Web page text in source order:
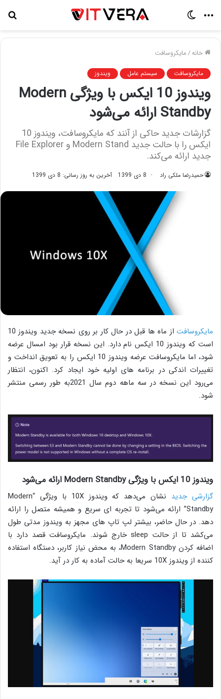
منو
خانه/مایکروسافت
مایکروسافت سیستم عامل ویندوز
ویندوز 10 ایکس با ویژگی Modern
Standby ارائه می‌شود
گزارشات جدید حاکی از آنند که مایکروسافت، ویندوز 10
ایکس را با حالت جدید Modern Stand و File Explorer
جدید ارائه می‌کند.
حمیدرضا ملکی راد 8 دی 1399 آخرین به روز رسانی: 8 دی 1399
مایکروسافت
از ماه ها قبل در حال کار بر روی نسخه جدید ویندوز 10
است که ویندوز 10 ایکس نام دارد. این نسخه قرار بود امسال عرضه
شود، اما مایکروسافت عرضه ویندوز 10 ایکس را به تعویق انداخت و
تغییرات اندکی در برنامه های اولیه خود ایجاد کرد. اکنون، انتظار
می‌رود این نسخه در سه ماهه دوم سال 2021به طور رسمی منتشر
شود.
ویندوز 10 ایکس با ویژگی Modern Standby ارائه می‌شود
گزارشی جدید
نشان می‌دهد که ویندوز 10X با ویژگی “Modern
Standby” ارائه می‌شود تا تجربه ای سریع و همیشه متصل را ارائه
دهد. در حال حاضر، بیشتر لپ تاپ های مجهز به ویندوز مدتی طول
می‌کشد تا از حالت sleep خارج شوند. مایکروسافت قصد دارد با
اضافه کردن Modern Standby، به محض نیاز کاربر، دستگاه استفاده
کننده از ویندوز 10X سریعا به حالت آماده به کار در آید.